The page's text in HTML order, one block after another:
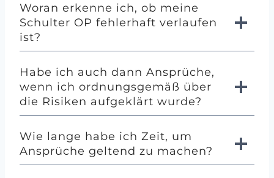
Woran erkenne ich, ob meine
Schulter OP fehlerhaft verlaufen
ist?
Habe ich auch dann Ansprüche,
wenn ich ordnungsgemäß über
die Risiken aufgeklärt wurde?
Wie lange habe ich Zeit, um
Ansprüche geltend zu machen?